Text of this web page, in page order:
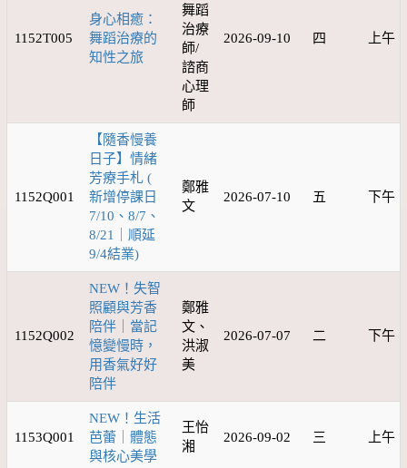
1152T005
身心相癒：
舞蹈治療的
知性之旅
舞蹈
治療
師/
諮商
心理
師
2026-09-10 四 上午
1152Q001
【隨香慢養
日子】情緒
芳療手札 (
新增停課日
7/10、8/7、
8/21｜順延
9/4結業)
鄭雅
文
2026-07-10 五 下午
1152Q002
NEW！失智
照顧與芳香
陪伴｜當記
憶變慢時，
用香氣好好
陪伴
鄭雅
文、
洪淑
美
2026-07-07 二 下午
1153Q001
NEW！生活
芭蕾｜體態
與核心美學
王怡
湘
2026-09-02 三 上午